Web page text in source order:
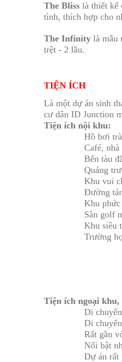
The Bliss là thiết kế
tình, thích hợp cho
The Infinity là mẫu
trệt - 2 lầu.
TIỆN ÍCH
Là một dự án sinh
cư dân ID Junction
Tiện ích nội khu:
Hồ bơi
Café,
Bến tàu
Quảng
Khu vui
Đường
Khu phức
Sân golf
Khu siêu
Trường
Tiện ích ngoại
Di
Di
Rất gần
Nổi bật
Dự án rất